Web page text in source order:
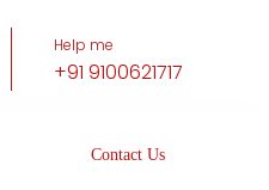
Help me
+91 9100621717
Contact Us